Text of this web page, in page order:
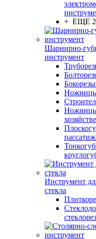
+ ЕЩЕ 2
Шарнирно-
инструмент
Инструмент
стекла